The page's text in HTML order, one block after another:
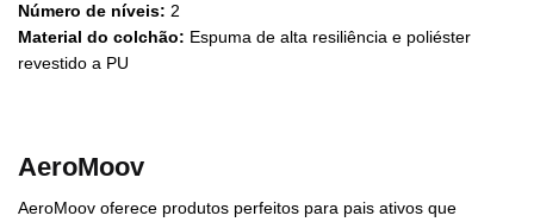
Número de níveis: 2
Material do colchão: Espuma de alta resiliência e poliéster
revestido a PU
AeroMoov
AeroMoov oferece produtos perfeitos para pais ativos que